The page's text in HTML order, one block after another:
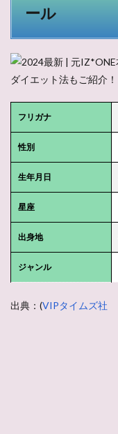
ール
フリガナ
性別
生年月日
星座
出身地
ジャンル
出典：(VIPタイムズ社